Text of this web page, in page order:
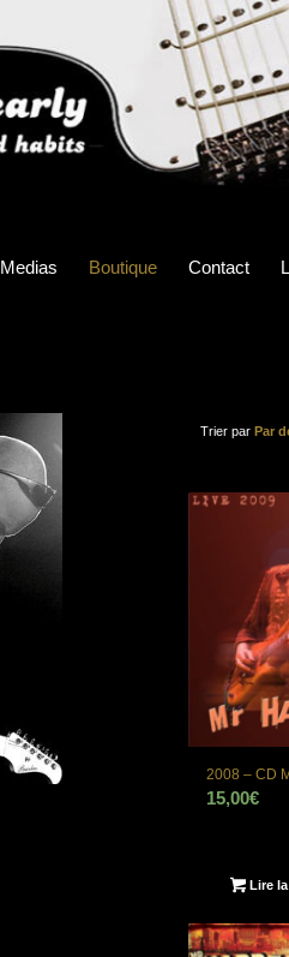
Medias Boutique Contact
Trier par Par
2008 – CD
15,00€
Lire